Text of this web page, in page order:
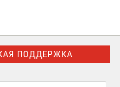
ПОДДЕРЖКА